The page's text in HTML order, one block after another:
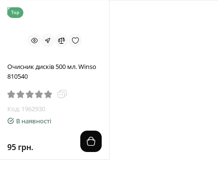
Top
Очисник дисків 500 мл. Winso
810540
Код: 1962930
В наявності
95 грн.